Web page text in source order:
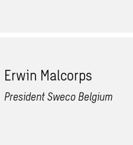
Erwin Malcorps
President Sweco Belgium